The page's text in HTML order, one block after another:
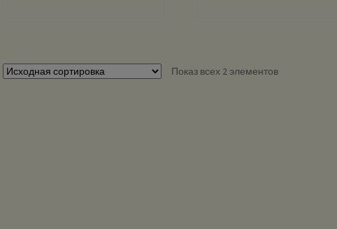
Показ всех 2 элементов